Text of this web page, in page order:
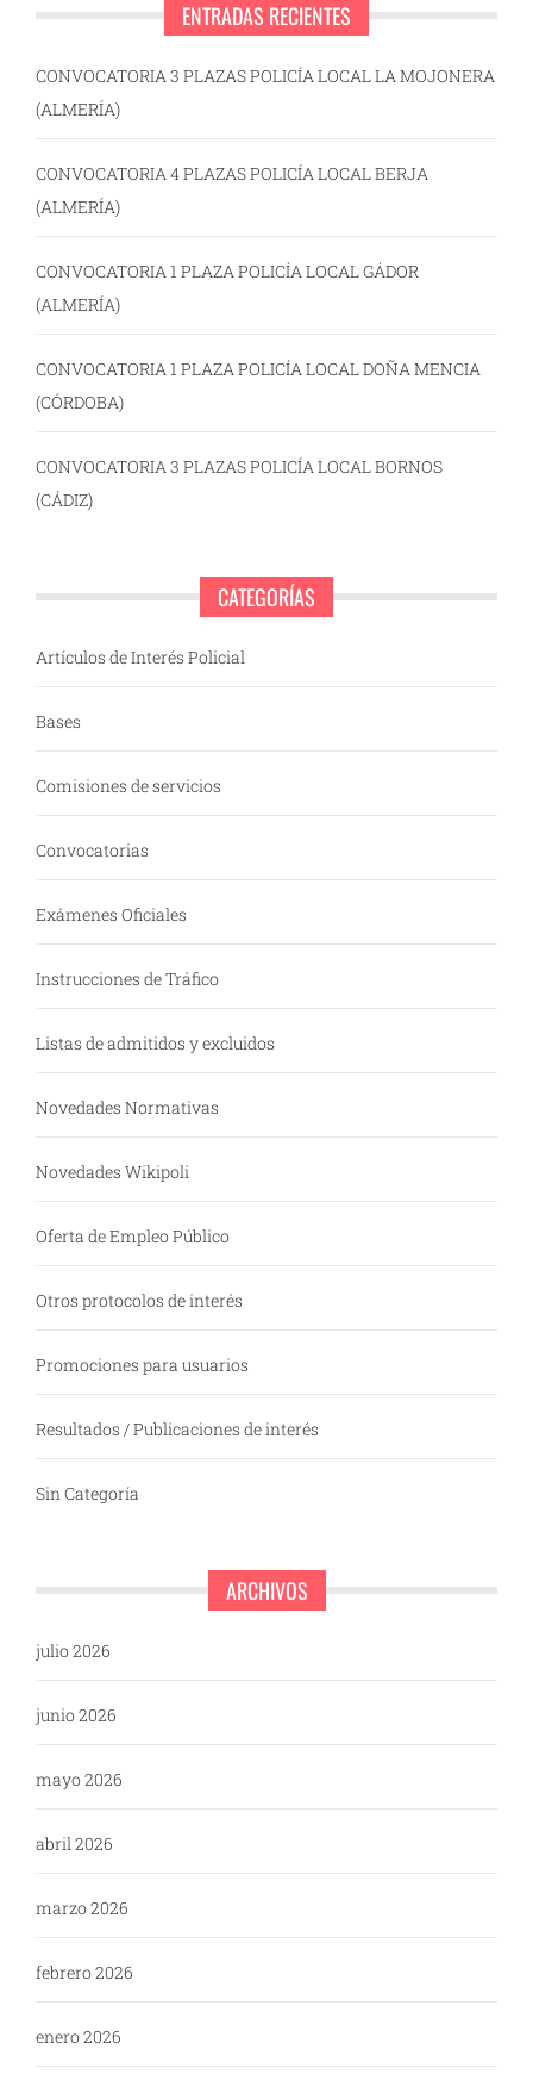
ENTRADAS RECIENTES
CONVOCATORIA 3 PLAZAS POLICÍA LOCAL LA MOJONERA
(ALMERÍA)
CONVOCATORIA 4 PLAZAS POLICÍA LOCAL BERJA
(ALMERÍA)
CONVOCATORIA 1 PLAZA POLICÍA LOCAL GÁDOR
(ALMERÍA)
CONVOCATORIA 1 PLAZA POLICÍA LOCAL DOÑA MENCIA
(CÓRDOBA)
CONVOCATORIA 3 PLAZAS POLICÍA LOCAL BORNOS
(CÁDIZ)
CATEGORÍAS
Artículos de Interés Policial
Bases
Comisiones de servicios
Convocatorias
Exámenes Oficiales
Instrucciones de Tráfico
Listas de admitidos y excluidos
Novedades Normativas
Novedades Wikipoli
Oferta de Empleo Público
Otros protocolos de interés
Promociones para usuarios
Resultados / Publicaciones de interés
Sin Categoría
ARCHIVOS
julio 2026
junio 2026
mayo 2026
abril 2026
marzo 2026
febrero 2026
enero 2026